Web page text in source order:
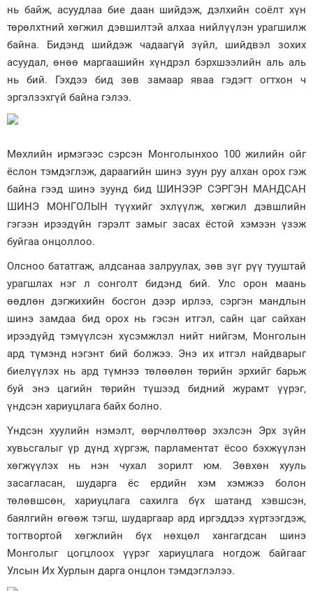
нь байж, асуудлаа бие даан шийдэж, дэлхийн соёлт хүн
төрөлхтний хөгжил дэвшилтэй алхаа нийлүүлэн урагшилж
байна. Бидэнд шийдэж чадаагүй зүйл, шийдвэл зохих
асуудал, өнөө маргаашийн хүндрэл бэрхшээлийн аль аль
нь бий. Гэхдээ бид зөв замаар яваа гэдэгт огтхон ч
эргэлзэхгүй байна гэлээ.
Мөхлийн ирмэгээс сэрсэн Монголынхоо 100 жилийн ойг
ёслон тэмдэглэж, дараагийн шинэ зуун руу алхан орох гэж
байна гээд шинэ зуунд бид ШИНЭЭР СЭРГЭН МАНДСАН
ШИНЭ МОНГОЛЫН түүхийг эхлүүлж, хөгжил дэвшлийн
гэгээн ирээдүйн гэрэлт замыг засах ёстой хэмээн үзэж
буйгаа онцоллоо.
Олсноо бататгаж, алдсанаа залруулах, зөв зүг рүү тууштай
урагшлах нэг л сонголт бидэнд бий. Улс орон маань
өөдлөн дэгжихийн босгон дээр ирлээ, сэргэн мандлын
шинэ замдаа бид орох нь гэсэн итгэл, сайн цаг сайхан
ирээдүйд тэмүүлсэн хүсэмжлэл нийт нийгэм, Монголын
ард түмэнд нэгэнт бий болжээ. Энэ их итгэл найдварыг
биелүүлэх нь ард түмнээ төлөөлөн төрийн эрхийг барьж
буй энэ цагийн төрийн түшээд бидний журамт үүрэг,
үндсэн хариуцлага байх болно.
Үндсэн хуулийн нэмэлт, өөрчлөлтөөр эхэлсэн Эрх зүйн
хувьсгалыг үр дүнд хүргэж, парламентат ёсоо бэхжүүлэн
хөгжүүлэх нь нэн чухал зорилт юм. Зөвхөн хууль
засагласан, шударга ёс ердийн хэм хэмжээ болон
төлөвшсөн, хариуцлага сахилга бүх шатанд хэвшсэн,
баялгийн өгөөж тэгш, шударгаар ард иргэддээ хүртээгдэж,
тогтвортой хөгжлийн бүх нөхцөл хангагдсан шинэ
Монголыг цогцлоох үүрэг хариуцлага ногдож байгааг
Улсын Их Хурлын дарга онцлон тэмдэглэлээ.